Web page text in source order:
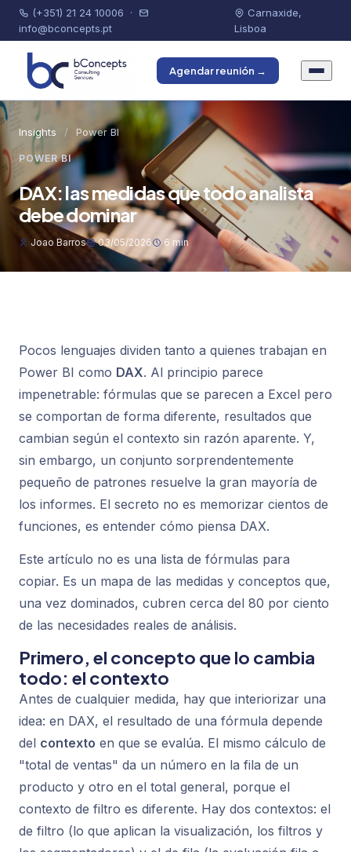
(+351) 21 24 10006 ·
info@bconcepts.pt
Carnaxide,
Lisboa
Agendar reunión →
Insights / Power BI
POWER BI
DAX: las medidas que todo analista
debe dominar
Joao Barros 03/05/2026 6 min
Pocos lenguajes dividen tanto a quienes trabajan en
Power BI como DAX. Al principio parece
impenetrable: fórmulas que se parecen a Excel pero
se comportan de forma diferente, resultados que
cambian según el contexto sin razón aparente. Y,
sin embargo, un conjunto sorprendentemente
pequeño de patrones resuelve la gran mayoría de
los informes. El secreto no es memorizar cientos de
funciones, es entender cómo piensa DAX.
Este artículo no es una lista de fórmulas para
copiar. Es un mapa de las medidas y conceptos que,
una vez dominados, cubren cerca del 80 por ciento
de las necesidades reales de análisis.
Primero, el concepto que lo cambia
todo: el contexto
Antes de cualquier medida, hay que interiorizar una
idea: en DAX, el resultado de una fórmula depende
del contexto en que se evalúa. El mismo cálculo de
"total de ventas" da un número en la fila de un
producto y otro en el total general, porque el
contexto de filtro es diferente. Hay dos contextos: el
de filtro (lo que aplican la visualización, los filtros y